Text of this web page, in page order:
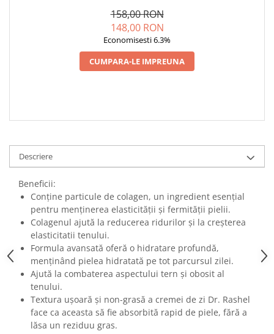
LIFT ULTRA GLOW DAY158,00 RON
148,00 RON
Economisesti 6.3%
CUMPARA-LE IMPREUNA
Descriere
Beneficii:
Conține particule de colagen, un ingredient esențial
pentru menținerea elasticității și fermității pielii.
Colagenul ajută la reducerea ridurilor și la creșterea
elasticitatii tenului.
Formula avansată oferă o hidratare profundă,
menținând pielea hidratată pe tot parcursul zilei.
Ajută la combaterea aspectului tern și obosit al
tenului.
Textura ușoară și non-grasă a cremei de zi Dr. Rashel
face ca aceasta să fie absorbită rapid de piele, fără a
lăsa un reziduu gras.